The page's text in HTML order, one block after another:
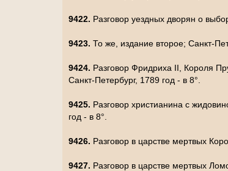
9422. Разговор уездных дворян о
9423. То же, издание второе; Санкт-
9424. Разговор Фридриха II, Короля
Санкт-Петербург, 1789 год - в 8°.
9425. Разговор христианина с
год - в 8°.
9426. Разговор в царстве мертвых
9427. Разговор в царстве мертвых